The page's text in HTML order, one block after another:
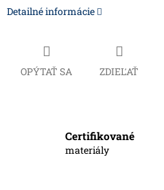
Detailné informácie
OPÝTAŤ SA ZDIEĽAŤ
Certifikované
materiály